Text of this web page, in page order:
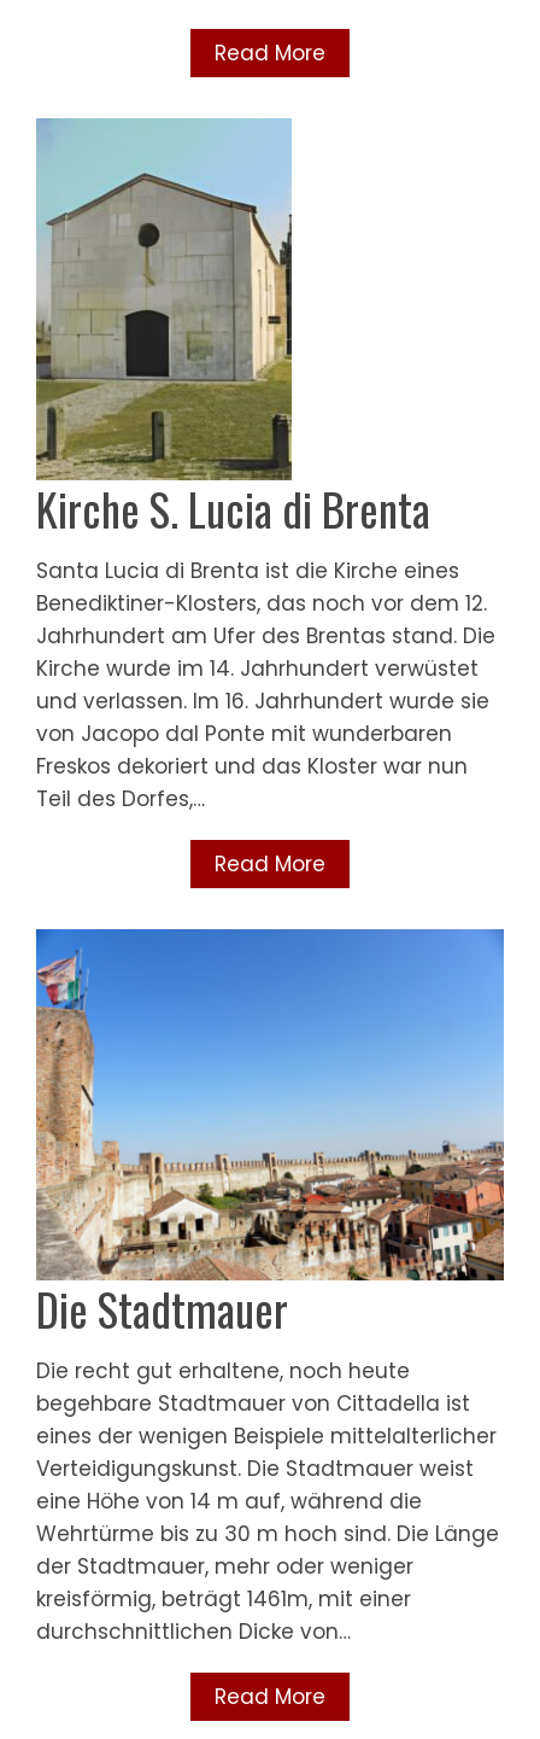
Read More
Kirche S. Lucia di Brenta
Santa Lucia di Brenta ist die Kirche eines
Benediktiner-Klosters, das noch vor dem 12.
Jahrhundert am Ufer des Brentas stand. Die
Kirche wurde im 14. Jahrhundert verwüstet
und verlassen. Im 16. Jahrhundert wurde sie
von Jacopo dal Ponte mit wunderbaren
Freskos dekoriert und das Kloster war nun
Teil des Dorfes,…
Read More
Die Stadtmauer
Die recht gut erhaltene, noch heute
begehbare Stadtmauer von Cittadella ist
eines der wenigen Beispiele mittelalterlicher
Verteidigungskunst. Die Stadtmauer weist
eine Höhe von 14 m auf, während die
Wehrtürme bis zu 30 m hoch sind. Die Länge
der Stadtmauer, mehr oder weniger
kreisförmig, beträgt 1461m, mit einer
durchschnittlichen Dicke von…
Read More